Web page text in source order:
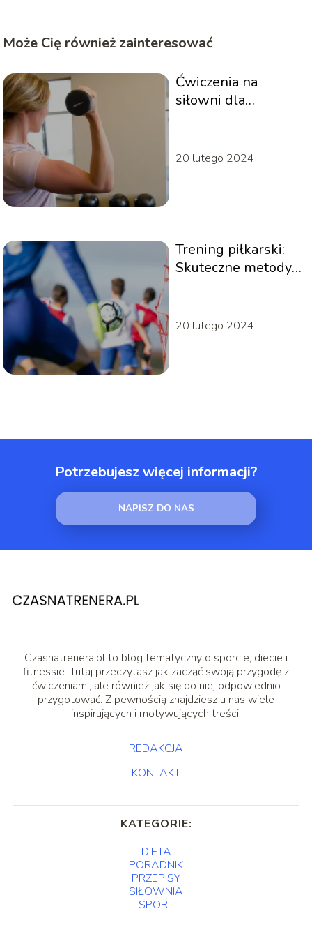
Może Cię również zainteresować
Ćwiczenia na
siłowni dla
20 lutego 2024
Trening piłkarski:
Skuteczne metody i
20 lutego 2024
Potrzebujesz więcej informacji?
NAPISZ DO NAS
Czasnatrenera.pl to blog tematyczny o sporcie, diecie i
fitnessie. Tutaj przeczytasz jak zacząć swoją przygodę z
ćwiczeniami, ale również jak się do niej odpowiednio
przygotować. Z pewnością znajdziesz u nas wiele
inspirujących i motywujących treści!
REDAKCJA
KONTAKT
KATEGORIE:
DIETA
PORADNIK
PRZEPISY
SIŁOWNIA
SPORT